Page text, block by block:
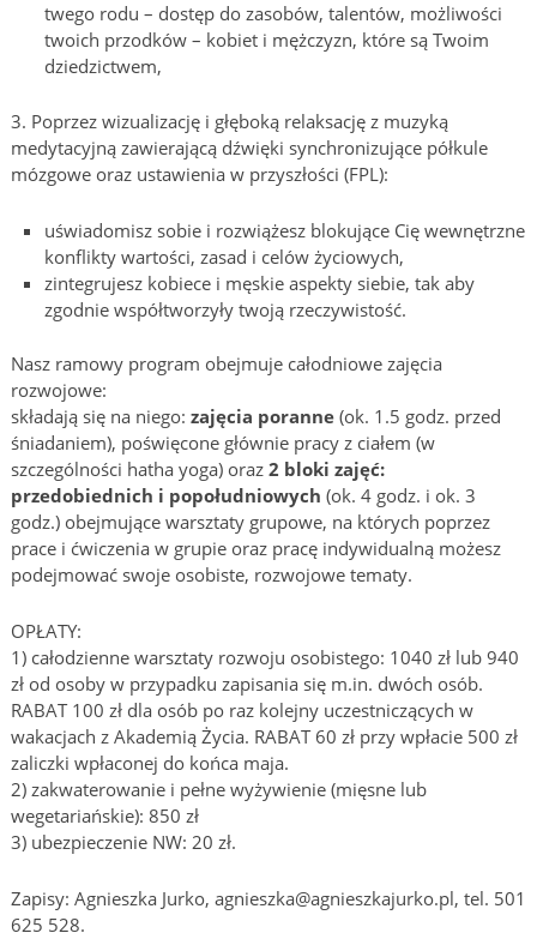
twego rodu – dostęp do zasobów, talentów, możliwości
twoich przodków – kobiet i mężczyzn, które są Twoim
dziedzictwem,
3. Poprzez wizualizację i głęboką relaksację z muzyką
medytacyjną zawierającą dźwięki synchronizujące półkule
mózgowe oraz ustawienia w przyszłości (FPL):
uświadomisz sobie i rozwiążesz blokujące Cię wewnętrzne
konflikty wartości, zasad i celów życiowych,
zintegrujesz kobiece i męskie aspekty siebie, tak aby
zgodnie współtworzyły twoją rzeczywistość.
Nasz ramowy program obejmuje całodniowe zajęcia
rozwojowe:
składają się na niego: zajęcia poranne(ok. 1.5 godz. przed
śniadaniem), poświęcone głównie pracy z ciałem (w
szczególności hatha yoga) oraz 2 bloki zajęć:
przedobiednich i popołudniowych (ok. 4 godz. i ok. 3
godz.) obejmujące warsztaty grupowe, na których poprzez
prace i ćwiczenia w grupie oraz pracę indywidualną możesz
podejmować swoje osobiste, rozwojowe tematy.
OPŁATY:
1) całodzienne warsztaty rozwoju osobistego: 1040 zł lub 940
zł od osoby w przypadku zapisania się m.in. dwóch osób.
RABAT 100 zł dla osób po raz kolejny uczestniczących w
wakacjach z Akademią Życia. RABAT 60 zł przy wpłacie 500 zł
zaliczki wpłaconej do końca maja.
2) zakwaterowanie i pełne wyżywienie (mięsne lub
wegetariańskie): 850 zł
3) ubezpieczenie NW: 20 zł.
Zapisy: Agnieszka Jurko, agnieszka@agnieszkajurko.pl, tel. 501
625 528.